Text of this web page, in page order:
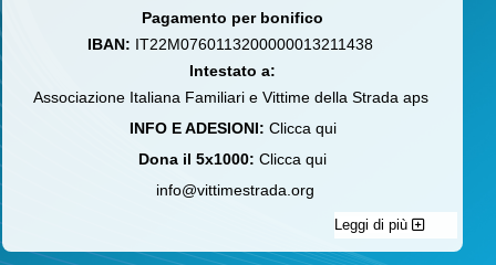
Pagamento per bonifico
IBAN: IT22M0760113200000013211438
Intestato a:
Associazione Italiana Familiari e Vittime della Strada aps
INFO E ADESIONI: Clicca qui
Dona il 5x1000: Clicca qui
info@vittimestrada.org
Leggi di più